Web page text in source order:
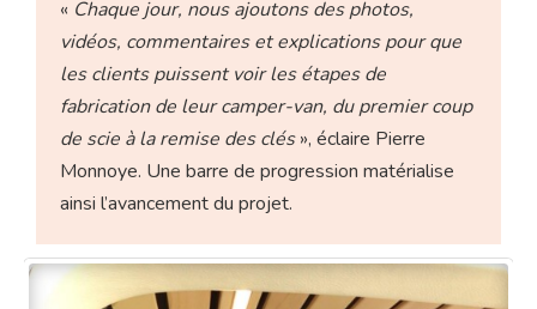
« Chaque jour, nous ajoutons des photos,
vidéos, commentaires et explications pour que
les clients puissent voir les étapes de
fabrication de leur camper-van, du premier coup
de scie à la remise des clés», éclaire Pierre
Monnoye. Une barre de progression matérialise
ainsi l’avancement du projet.